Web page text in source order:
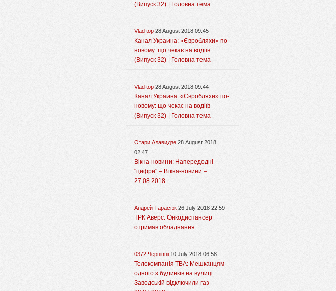
(Випуск 32) | Головна тема
Vlad top 28 August 2018 09:45
Канал Украина: «Євробляхи» по-
новому: що чекає на водіїв
(Випуск 32) | Головна тема
Vlad top 28 August 2018 09:44
Канал Украина: «Євробляхи» по-
новому: що чекає на водіїв
(Випуск 32) | Головна тема
Отари Алавидзе 28 August 2018
02:47
Вікна-новини: Напередодні
"цифри" – Вікна-новини –
27.08.2018
Андрей Тарасюк 26 July 2018 22:59
ТРК Аверс: Онкодиспансер
отримав обладнання
0372 Чернівці 10 July 2018 06:58
Телекомпанія ТВА: Мешканцям
одного з будинків на вулиці
Заводській відключили газ